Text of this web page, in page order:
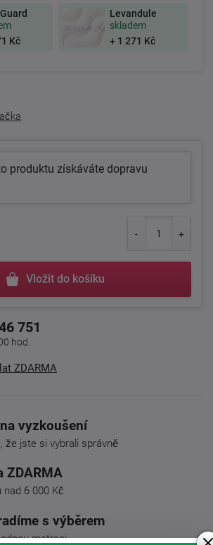
Kč
Levandule
skladem
+ 1 271 Kč
produktu získáváte dopravu
Vložit do košíku
751
hod.
ZDARMA
vyzkoušení
že jste si vybrali správně
ZDARMA
nad 6 000 Kč
s výběrem
matraci